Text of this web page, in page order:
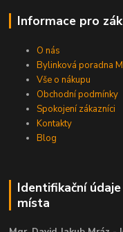
Informace pro
O nás
Bylinková poradna
Vše o nákupu
Obchodní podmínky
Spokojení zákazníci
Kontakty
Blog
Identifikační
místa